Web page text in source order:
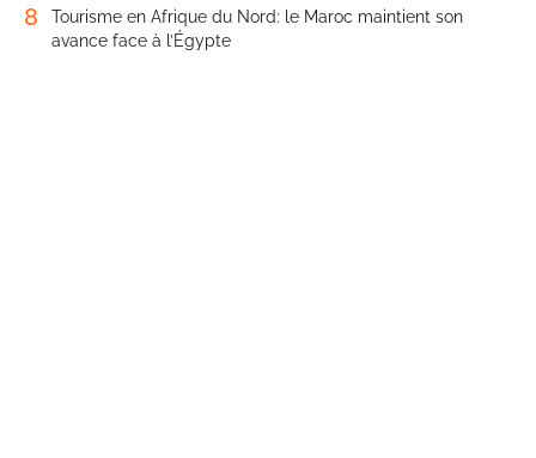
8
Tourisme en Afrique du Nord: le Maroc maintient son
avance face à l’Égypte